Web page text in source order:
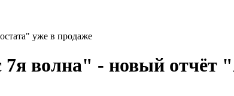
уже в продаже
волна" - новый отчёт